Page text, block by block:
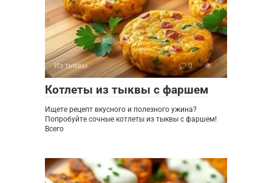
Из тыквы 0
Котлеты из тыквы с фаршем
Ищете рецепт вкусного и полезного ужина?
Попробуйте сочные котлеты из тыквы с фаршем!
Всего